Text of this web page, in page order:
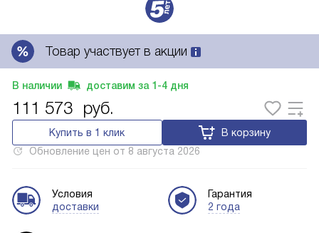
Товар участвует в акции
В наличии доставим за 1-4 дня
111 573 руб.
Купить в 1 клик
В корзину
Обновление цен от 8 августа 2026
Условия
доставки
Гарантия
2 года